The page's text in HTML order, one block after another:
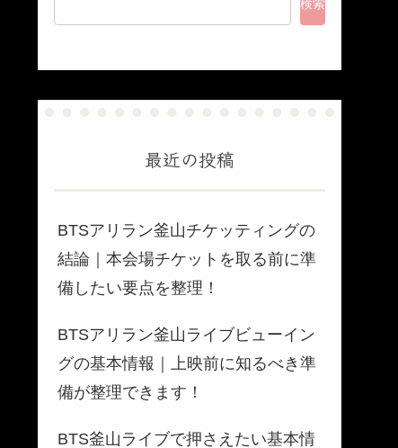
検索
最近の投稿
BTSアリラン釜山チケッティングの
結論｜本会場チケットを取る前に準
備したい要点を整理！
BTSアリラン釜山ライブビューイン
グの基本情報｜上映前に知るべき準
備が整理できます！
BTS釜山ライブで押さえたい基本情